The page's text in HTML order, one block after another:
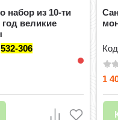
набор из 10-ти
год великие
532-306
1